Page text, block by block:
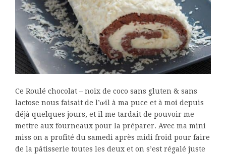
Ce Roulé chocolat – noix de coco sans gluten & sans
lactose nous faisait de l’œil à ma puce et à moi depuis
déjà quelques jours, et il me tardait de pouvoir me
mettre aux fourneaux pour la préparer. Avec ma mini
miss on a profité du samedi après midi froid pour faire
de la pâtisserie toutes les deux et on s’est régalé juste